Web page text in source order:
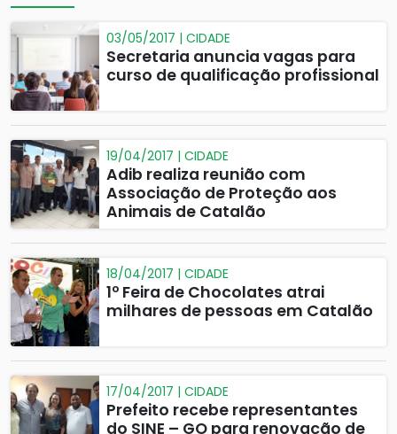
03/05/2017 | CIDADE
Secretaria anuncia vagas para
curso de qualificação profissional
19/04/2017 | CIDADE
Adib realiza reunião com
Associação de Proteção aos
Animais de Catalão
18/04/2017 | CIDADE
1º Feira de Chocolates atrai
milhares de pessoas em Catalão
17/04/2017 | CIDADE
Prefeito recebe representantes
do SINE – GO para renovação de